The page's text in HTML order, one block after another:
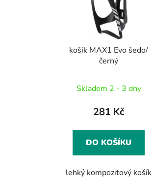
košík MAX1 Evo šedo/
černý
Skladem 2 - 3 dny
281 Kč
DO KOŠÍKU
lehký kompozitový košík